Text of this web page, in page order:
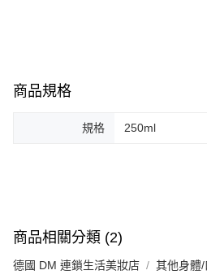
商品規格
規格 250ml
商品相關分類 (2)
德國 DM 連鎖生活美妝店 其他身體